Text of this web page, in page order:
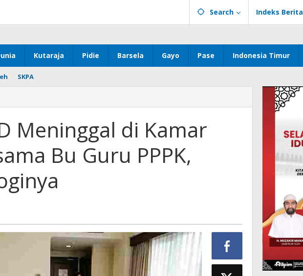
Search Indeks Berita
Kutaraja Pidie Barsela Gayo Pase Indonesia Timur
SKPA
Meninggal di Kamar
Bu Guru PPPK,